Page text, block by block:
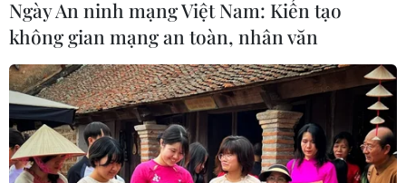
thông điệp dinh dưỡng khoa học và
hợp lý
30/07/2026 07:17
Đồng Nai: Bé trai 4 tuổi suy đa tạng
sau thời gian dài chỉ uống sữa tươi
30/07/2026 05:45
Ngày An ninh mạng Việt Nam: Kiến tạo
không gian mạng an toàn, nhân văn